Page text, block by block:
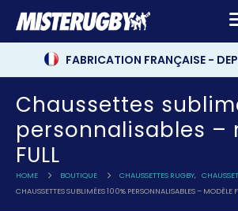
FABRICATION FRANÇAISE -
Chaussettes
personnalisables –
FULL
HOME BOUTIQUE CHAUSSETTES RUGBY,
CHAUSSETTES SUBLIMÉES 100% PERSONNALISABLES – MODÈLE